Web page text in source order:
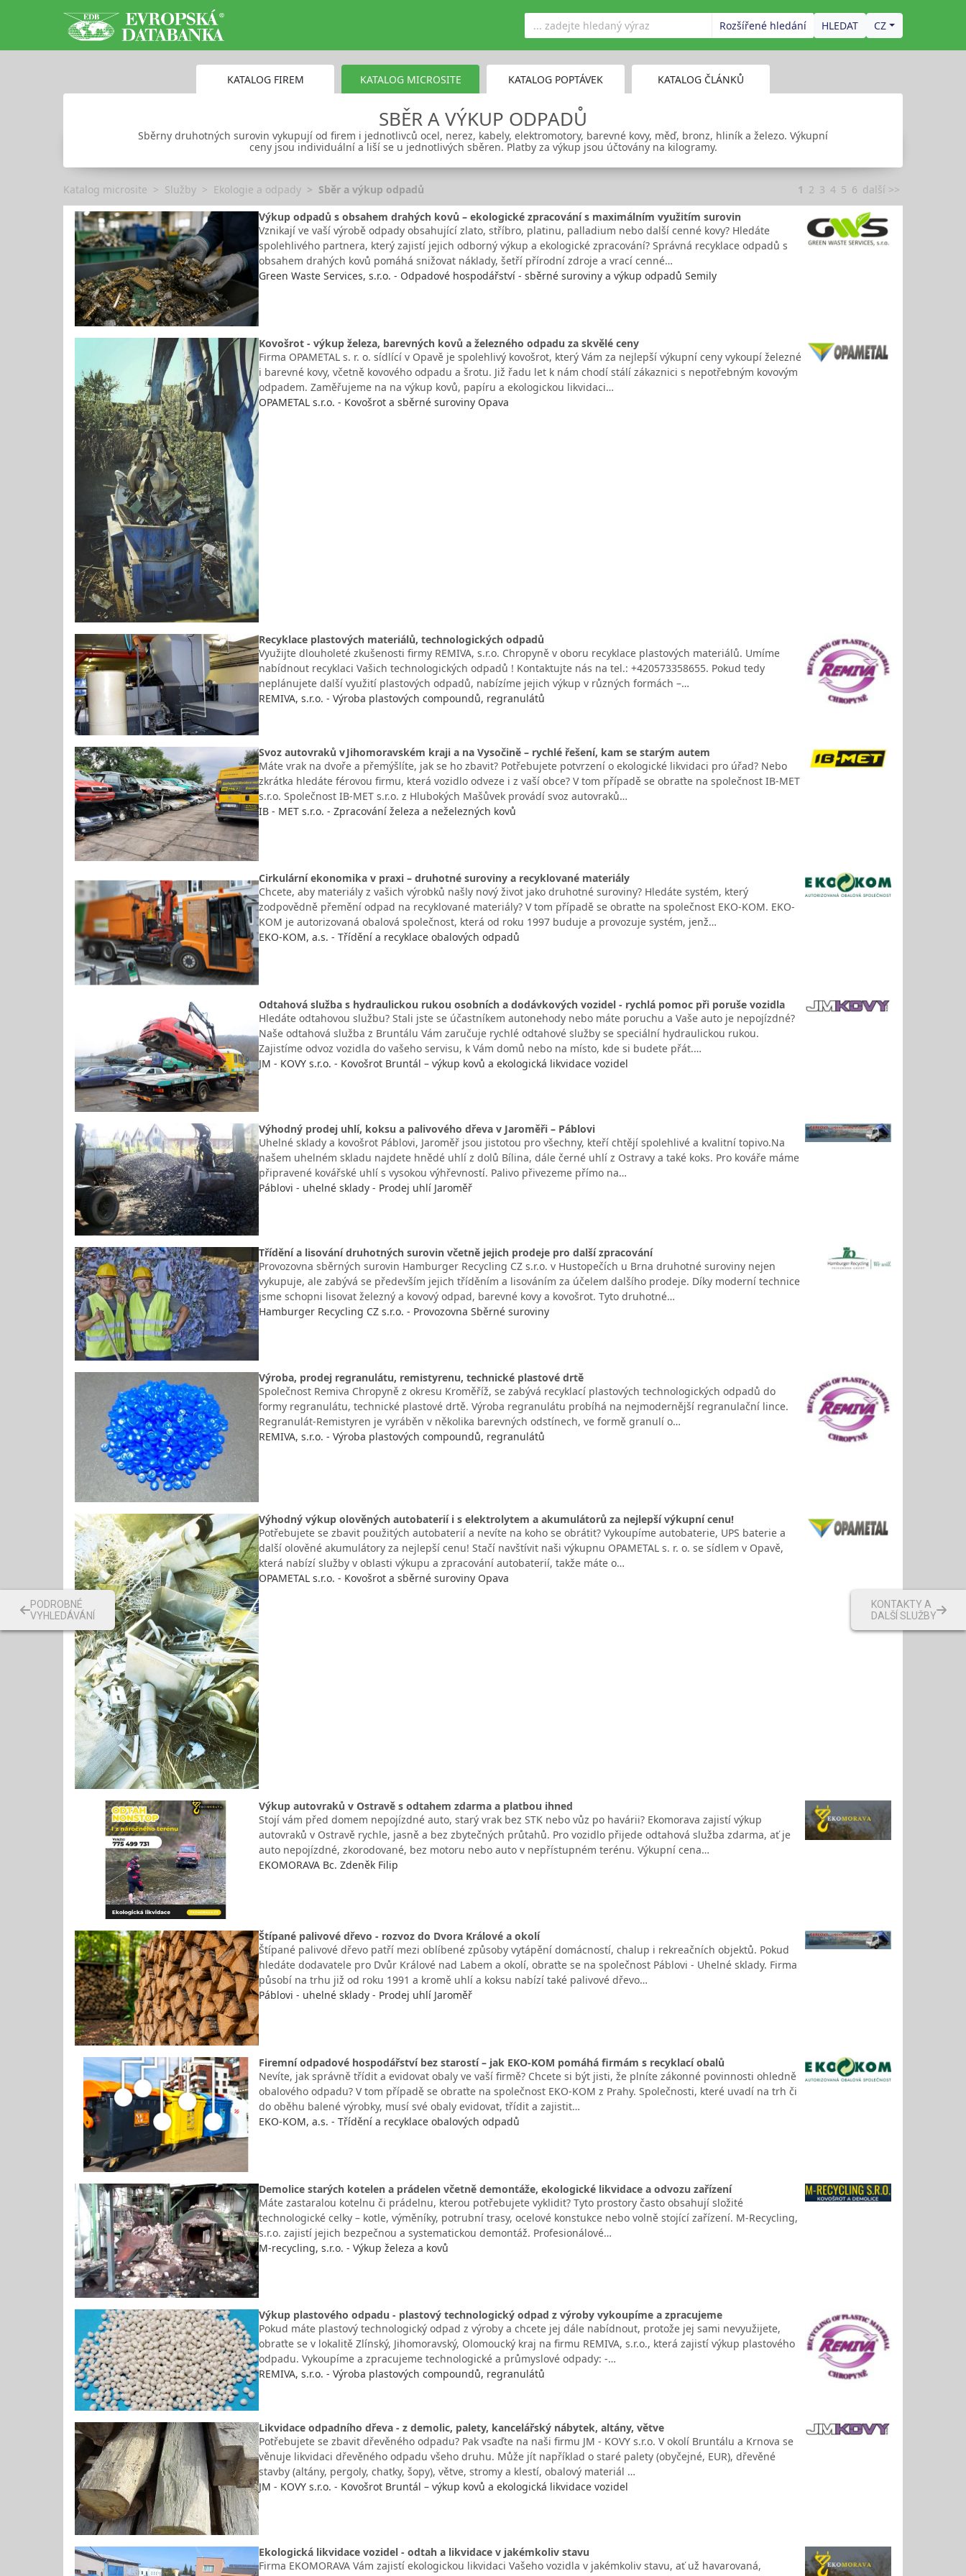
Rozšířené hledání CZ
KATALOG FIREM KATALOG MICROSITE KATALOG POPTÁVEK KATALOG ČLÁNKŮ
SBĚR A VÝKUP ODPADŮ
Sběrny druhotných surovin vykupují od firem i jednotlivců ocel, nerez, kabely, elektromotory, barevné kovy, měď, bronz, hliník a železo. Výkupní
ceny jsou individuální a liší se u jednotlivých sběren. Platby za výkup jsou účtovány na kilogramy.
Katalog microsite Služby Ekologie a odpady Sběr a výkup odpadů 1 2 3 4 5 6 další >>
Výkup odpadů s obsahem drahých kovů – ekologické zpracování s maximálním využitím surovin
Vznikají ve vaší výrobě odpady obsahující zlato, stříbro, platinu, palladium nebo další cenné kovy? Hledáte
spolehlivého partnera, který zajistí jejich odborný výkup a ekologické zpracování? Správná recyklace odpadů s
obsahem drahých kovů pomáhá snižovat náklady, šetří přírodní zdroje a vrací cenné…
Green Waste Services, s.r.o. - Odpadové hospodářství - sběrné suroviny a výkup odpadů Semily
Kovošrot - výkup železa, barevných kovů a železného odpadu za skvělé ceny
Firma OPAMETAL s. r. o. sídlící v Opavě je spolehlivý kovošrot, který Vám za nejlepší výkupní ceny vykoupí železné
i barevné kovy, včetně kovového odpadu a šrotu. Již řadu let k nám chodí stálí zákaznici s nepotřebným kovovým
odpadem. Zaměřujeme na na výkup kovů, papíru a ekologickou likvidaci…
OPAMETAL s.r.o. - Kovošrot a sběrné suroviny Opava
Recyklace plastových materiálů, technologických odpadů
Využijte dlouholeté zkušenosti firmy REMIVA, s.r.o. Chropyně v oboru recyklace plastových materiálů. Umíme
nabídnout recyklaci Vašich technologických odpadů ! Kontaktujte nás na tel.: +420573358655. Pokud tedy
neplánujete další využití plastových odpadů, nabízíme jejich výkup v různých formách –…
REMIVA, s.r.o. - Výroba plastových compoundů, regranulátů
Svoz autovraků v Jihomoravském kraji a na Vysočině – rychlé řešení, kam se starým autem
Máte vrak na dvoře a přemýšlíte, jak se ho zbavit? Potřebujete potvrzení o ekologické likvidaci pro úřad? Nebo
zkrátka hledáte férovou firmu, která vozidlo odveze i z vaší obce? V tom případě se obraťte na společnost IB-MET
s.r.o. Společnost IB-MET s.r.o. z Hlubokých Mašůvek provádí svoz autovraků…
IB - MET s.r.o. - Zpracování železa a neželezných kovů
Cirkulární ekonomika v praxi – druhotné suroviny a recyklované materiály
Chcete, aby materiály z vašich výrobků našly nový život jako druhotné suroviny? Hledáte systém, který
zodpovědně přemění odpad na recyklované materiály? V tom případě se obraťte na společnost EKO-KOM. EKO-
KOM je autorizovaná obalová společnost, která od roku 1997 buduje a provozuje systém, jenž…
EKO-KOM, a.s. - Třídění a recyklace obalových odpadů
Odtahová služba s hydraulickou rukou osobních a dodávkových vozidel - rychlá pomoc při poruše vozidla
Hledáte odtahovou službu? Stali jste se účastníkem autonehody nebo máte poruchu a Vaše auto je nepojízdné?
Naše odtahová služba z Bruntálu Vám zaručuje rychlé odtahové služby se speciální hydraulickou rukou.
Zajistíme odvoz vozidla do vašeho servisu, k Vám domů nebo na místo, kde si budete přát.…
JM - KOVY s.r.o. - Kovošrot Bruntál – výkup kovů a ekologická likvidace vozidel
Výhodný prodej uhlí, koksu a palivového dřeva v Jaroměři – Páblovi
Uhelné sklady a kovošrot Páblovi, Jaroměř jsou jistotou pro všechny, kteří chtějí spolehlivé a kvalitní topivo.Na
našem uhelném skladu najdete hnědé uhlí z dolů Bílina, dále černé uhlí z Ostravy a také koks. Pro kováře máme
připravené kovářské uhlí s vysokou výhřevností. Palivo přivezeme přímo na…
Páblovi - uhelné sklady - Prodej uhlí Jaroměř
Třídění a lisování druhotných surovin včetně jejich prodeje pro další zpracování
Provozovna sběrných surovin Hamburger Recycling CZ s.r.o. v Hustopečích u Brna druhotné suroviny nejen
vykupuje, ale zabývá se především jejich tříděním a lisováním za účelem dalšího prodeje. Díky moderní technice
jsme schopni lisovat železný a kovový odpad, barevné kovy a kovošrot. Tyto druhotné…
Hamburger Recycling CZ s.r.o. - Provozovna Sběrné suroviny
Výroba, prodej regranulátu, remistyrenu, technické plastové drtě
Společnost Remiva Chropyně z okresu Kroměříž, se zabývá recyklací plastových technologických odpadů do
formy regranulátu, technické plastové drtě. Výroba regranulátu probíhá na nejmodernější regranulační lince.
Regranulát-Remistyren je vyráběn v několika barevných odstínech, ve formě granulí o…
REMIVA, s.r.o. - Výroba plastových compoundů, regranulátů
Výhodný výkup olověných autobaterií i s elektrolytem a akumulátorů za nejlepší výkupní cenu!
Potřebujete se zbavit použitých autobaterií a nevíte na koho se obrátit? Vykoupíme autobaterie, UPS baterie a
další olověné akumulátory za nejlepší cenu! Stačí navštívit naši výkupnu OPAMETAL s. r. o. se sídlem v Opavě,
která nabízí služby v oblasti výkupu a zpracování autobaterií, takže máte o…
OPAMETAL s.r.o. - Kovošrot a sběrné suroviny Opava
Výkup autovraků v Ostravě s odtahem zdarma a platbou ihned
Stojí vám před domem nepojízdné auto, starý vrak bez STK nebo vůz po havárii? Ekomorava zajistí výkup
autovraků v Ostravě rychle, jasně a bez zbytečných průtahů. Pro vozidlo přijede odtahová služba zdarma, ať je
auto nepojízdné, zkorodované, bez motoru nebo auto v nepřístupném terénu. Výkupní cena…
EKOMORAVA Bc. Zdeněk Filip
Štípané palivové dřevo - rozvoz do Dvora Králové a okolí
Štípané palivové dřevo patří mezi oblíbené způsoby vytápění domácností, chalup i rekreačních objektů. Pokud
hledáte dodavatele pro Dvůr Králové nad Labem a okolí, obraťte se na společnost Páblovi - Uhelné sklady. Firma
působí na trhu již od roku 1991 a kromě uhlí a koksu nabízí také palivové dřevo…
Páblovi - uhelné sklady - Prodej uhlí Jaroměř
Firemní odpadové hospodářství bez starostí – jak EKO-KOM pomáhá firmám s recyklací obalů
Nevíte, jak správně třídit a evidovat obaly ve vaší firmě? Chcete si být jisti, že plníte zákonné povinnosti ohledně
obalového odpadu? V tom případě se obraťte na společnost EKO-KOM z Prahy. Společnosti, které uvadí na trh či
do oběhu balené výrobky, musí své obaly evidovat, třídit a zajistit…
EKO-KOM, a.s. - Třídění a recyklace obalových odpadů
Demolice starých kotelen a prádelen včetně demontáže, ekologické likvidace a odvozu zařízení
Máte zastaralou kotelnu či prádelnu, kterou potřebujete vyklidit? Tyto prostory často obsahují složité
technologické celky – kotle, výměníky, potrubní trasy, ocelové konstukce nebo volně stojící zařízení. M‑Recycling,
s.r.o. zajistí jejich bezpečnou a systematickou demontáž. Profesionálové…
M-recycling, s.r.o. - Výkup železa a kovů
Výkup plastového odpadu - plastový technologický odpad z výroby vykoupíme a zpracujeme
Pokud máte plastový technologický odpad z výroby a chcete jej dále nabídnout, protože jej sami nevyužijete,
obraťte se v lokalitě Zlínský, Jihomoravský, Olomoucký kraj na firmu REMIVA, s.r.o., která zajistí výkup plastového
odpadu. Vykoupíme a zpracujeme technologické a průmyslové odpady: -…
REMIVA, s.r.o. - Výroba plastových compoundů, regranulátů
Likvidace odpadního dřeva - z demolic, palety, kancelářský nábytek, altány, větve
Potřebujete se zbavit dřevěného odpadu? Pak vsaďte na naši firmu JM - KOVY s.r.o. V okolí Bruntálu a Krnova se
věnuje likvidaci dřevěného odpadu všeho druhu. Může jít například o staré palety (obyčejné, EUR), dřevěné
stavby (altány, pergoly, chatky, šopy), větve, stromy a klestí, obalový materiál …
JM - KOVY s.r.o. - Kovošrot Bruntál – výkup kovů a ekologická likvidace vozidel
Ekologická likvidace vozidel - odtah a likvidace v jakémkoliv stavu
Firma EKOMORAVA Vám zajistí ekologickou likvidaci Vašeho vozidla v jakémkoliv stavu, ať už havarovaná,
KONTAKTY A
DALŠÍ SLUŽBY
PODROBNÉ
VYHLEDÁVÁNÍ